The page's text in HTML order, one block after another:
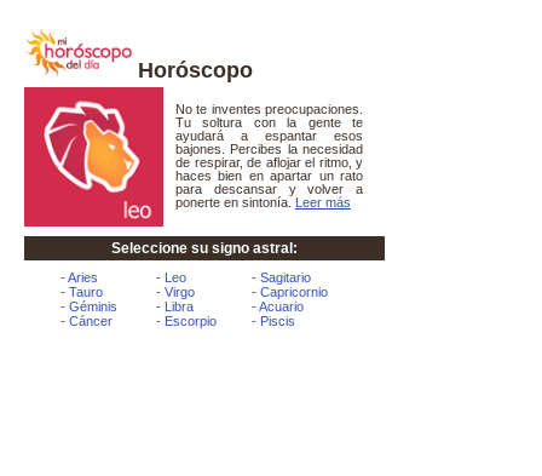
Horóscopo